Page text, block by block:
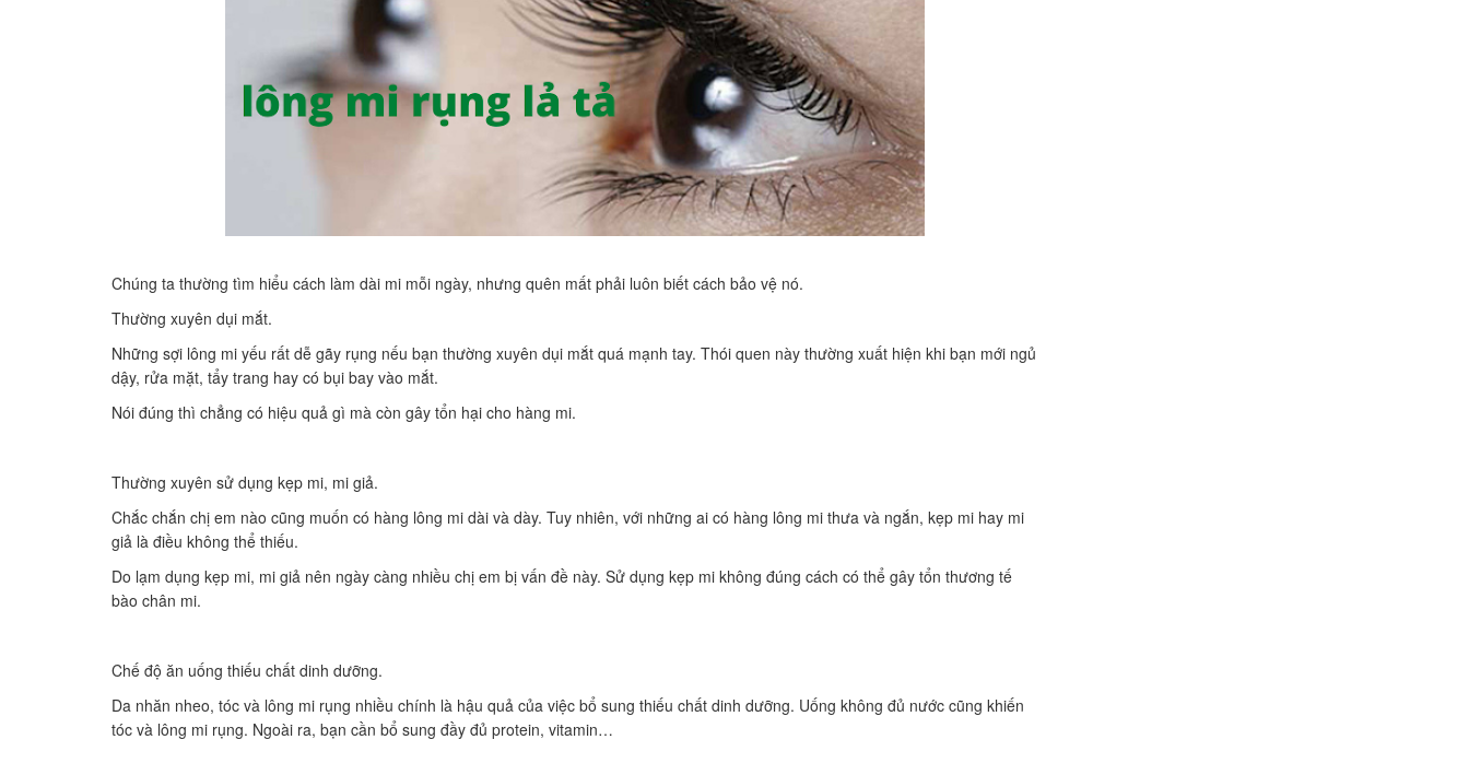
Chúng ta thường tìm hiểu cách làm dài mi mỗi ngày, nhưng quên mất phải luôn biết cách bảo vệ nó.
Thường xuyên dụi mắt.
Những sợi lông mi yếu rất dễ gãy rụng nếu bạn thường xuyên dụi mắt quá mạnh tay. Thói quen này thường xuất hiện khi bạn mới ngủ
dậy, rửa mặt, tẩy trang hay có bụi bay vào mắt.
Nói đúng thì chẳng có hiệu quả gì mà còn gây tổn hại cho hàng mi.
Thường xuyên sử dụng kẹp mi, mi giả.
Chắc chắn chị em nào cũng muốn có hàng lông mi dài và dày. Tuy nhiên, với những ai có hàng lông mi thưa và ngắn, kẹp mi hay mi
giả là điều không thể thiếu.
Do lạm dụng kẹp mi, mi giả nên ngày càng nhiều chị em bị vấn đề này. Sử dụng kẹp mi không đúng cách có thể gây tổn thương tế
bào chân mi.
Chế độ ăn uống thiếu chất dinh dưỡng.
Da nhăn nheo, tóc và lông mi rụng nhiều chính là hậu quả của việc bổ sung thiếu chất dinh dưỡng. Uống không đủ nước cũng khiến
tóc và lông mi rụng. Ngoài ra, bạn cần bổ sung đầy đủ protein, vitamin…